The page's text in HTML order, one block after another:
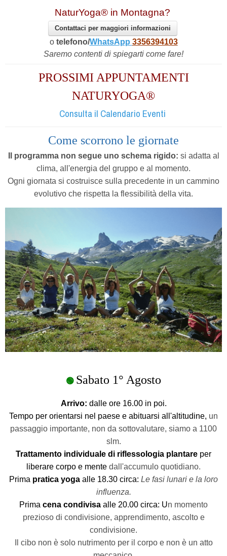
NaturYoga® in Montagna?
Contattaci per maggiori informazioni
o telefono/WhatsApp 3356394103
Saremo contenti di spiegarti come fare!
PROSSIMI APPUNTAMENTI
NATURYOGA®
Consulta il Calendario Eventi
Come scorrono le giornate
Il programma non segue uno schema rigido: si adatta al
clima, all'energia del gruppo e al momento.
Ogni giornata si costruisce sulla precedente in un cammino
evolutivo che rispetta la flessibilità della vita.
🟢 Sabato 1° Agosto
Arrivo: dalle ore 16.00 in poi.
Tempo per orientarsi nel paese e abituarsi all'altitudine, un
passaggio importante, non da sottovalutare, siamo a 1100
slm.
Trattamento individuale di riflessologia plantare per
liberare corpo e mente dall'accumulo quotidiano.
Prima pratica yoga alle 18.30 circa: Le fasi lunari e la loro
influenza.
Prima cena condivisa alle 20.00 circa: Un momento
prezioso di condivisione, apprendimento, ascolto e
condivisione.
Il cibo non è solo nutrimento per il corpo e non è un atto